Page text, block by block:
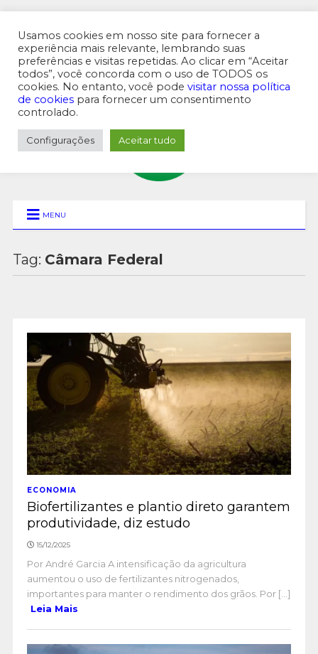
MENU SUPERIOR
MENU
Tag: Câmara Federal
ECONOMIA
Biofertilizantes e plantio direto garantem
produtividade, diz estudo
15/12/2025
Por André Garcia A intensificação da agricultura
aumentou o uso de fertilizantes nitrogenados,
importantes para manter o rendimento dos grãos. Por [...]
Leia Mais
Usamos cookies em nosso site para fornecer a
experiência mais relevante, lembrando suas
preferências e visitas repetidas. Ao clicar em “Aceitar
todos”, você concorda com o uso de TODOS os
cookies. No entanto, você pode visitar nossa política
de cookies para fornecer um consentimento
controlado.
Configurações Aceitar tudo